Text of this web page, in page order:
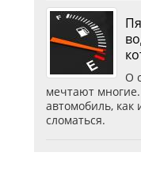
О
мечтают
автомобиль, как
сломаться.